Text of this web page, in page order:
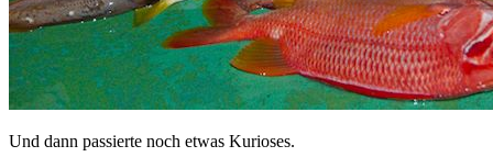
Und dann passierte noch etwas Kurioses.